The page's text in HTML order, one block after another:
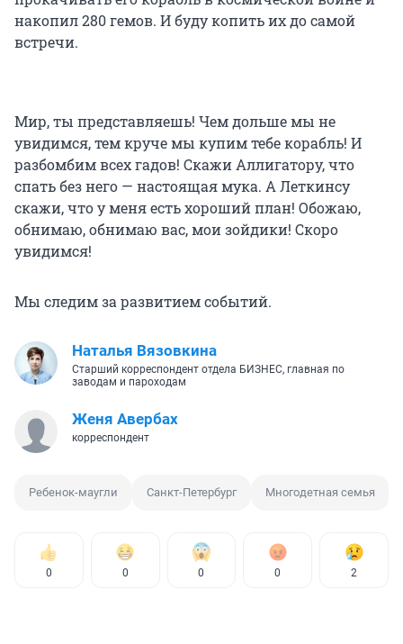
накопил 280 гемов. И буду копить их до самой
встречи.
Мир, ты представляешь! Чем дольше мы не
увидимся, тем круче мы купим тебе корабль! И
разбомбим всех гадов! Скажи Аллигатору, что
спать без него — настоящая мука. А Леткинсу
скажи, что у меня есть хороший план! Обожаю,
обнимаю, обнимаю вас, мои зойдики! Скоро
увидимся!
Мы следим за развитием событий.
Наталья Вязовкина
Старший корреспондент отдела БИЗНЕС, главная по
заводам и пароходам
Женя Авербах
корреспондент
Ребенок-маугли Санкт-Петербург Многодетная семья
0 0 0 0 2